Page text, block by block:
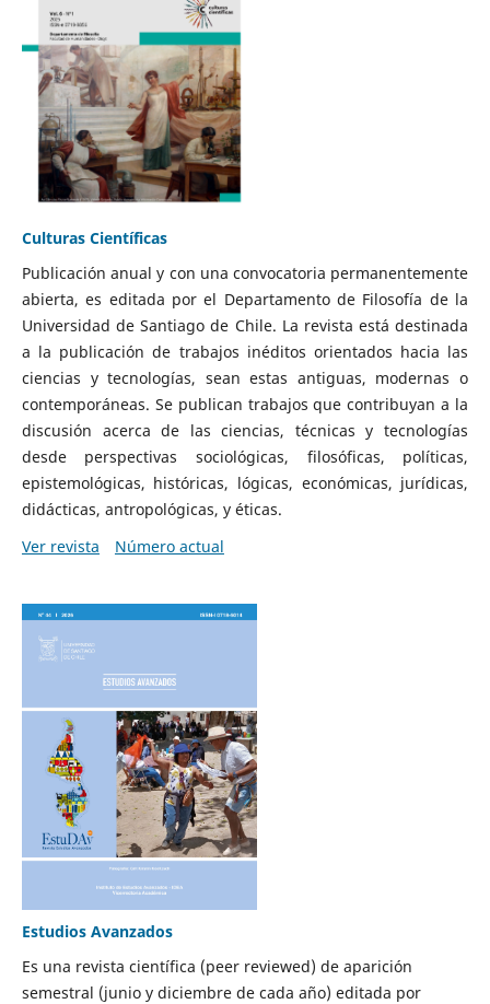
Culturas Científicas
Publicación anual y con una convocatoria permanentemente
abierta, es editada por el Departamento de Filosofía de la
Universidad de Santiago de Chile. La revista está destinada
a la publicación de trabajos inéditos orientados hacia las
ciencias y tecnologías, sean estas antiguas, modernas o
contemporáneas. Se publican trabajos que contribuyan a la
discusión acerca de las ciencias, técnicas y tecnologías
desde perspectivas sociológicas, filosóficas, políticas,
epistemológicas, históricas, lógicas, económicas, jurídicas,
didácticas, antropológicas, y éticas.
Ver revista
Número actual
Estudios Avanzados
Es una revista científica (peer reviewed) de aparición
semestral (junio y diciembre de cada año) editada por